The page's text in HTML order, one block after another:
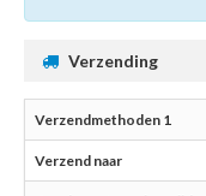
Verzending